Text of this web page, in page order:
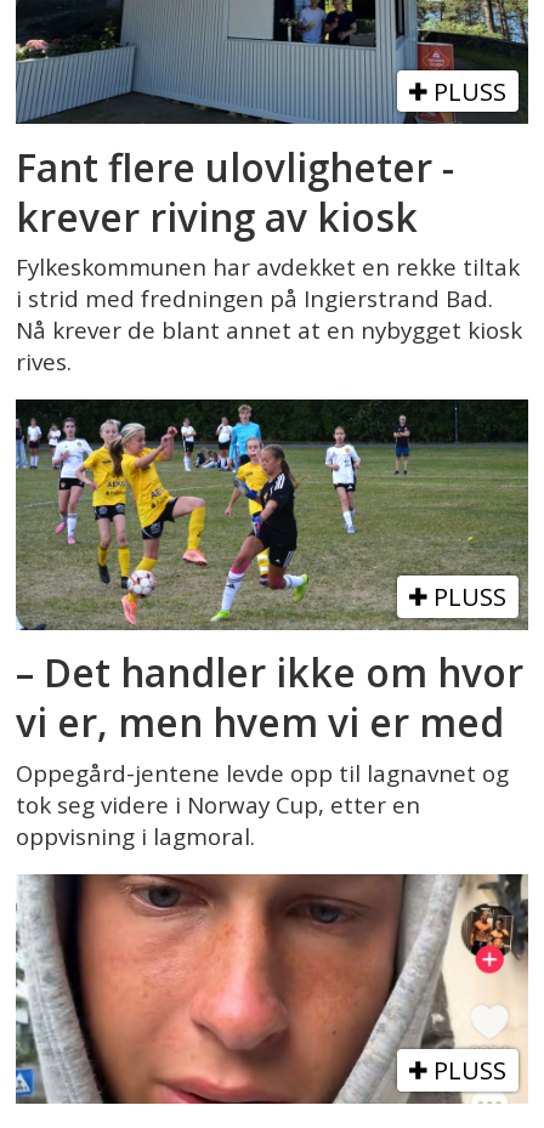
PLUSS
Fant flere ulovligheter -
krever riving av kiosk
Fylkeskommunen har avdekket en rekke tiltak
i strid med fredningen på Ingierstrand Bad.
Nå krever de blant annet at en nybygget kiosk
rives.
PLUSS
– Det handler ikke om hvor
vi er, men hvem vi er med
Oppegård-jentene levde opp til lagnavnet og
tok seg videre i Norway Cup, etter en
oppvisning i lagmoral.
PLUSS